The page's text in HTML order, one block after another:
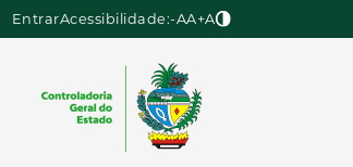
EntrarAcessibilidade:-AA+A